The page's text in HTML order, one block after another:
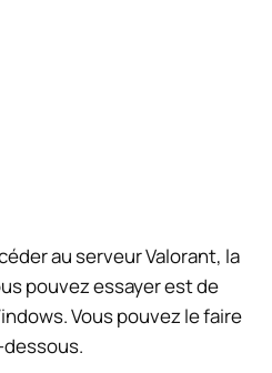
au serveur Valorant, la
pouvez essayer est de
Vous pouvez le faire